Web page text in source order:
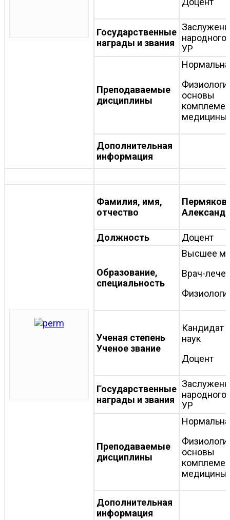
Государственные
награды и звания
народного
УР
Преподаваемые
дисциплины
основы
медицины
Дополнительная
информация
Фамилия, имя,
отчество
Пермяков
Должность Доцент
Образование,
специальность
Высшее
Врач-
Ученая степень
Ученое звание
Кандидат
наук
Доцент
Государственные
награды и звания
народного
УР
Преподаваемые
дисциплины
основы
медицины
Дополнительная
информация